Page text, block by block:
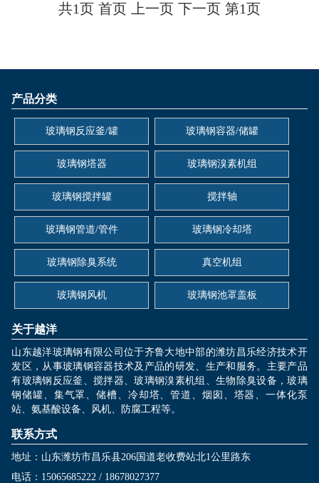
共1页 首页 上一页 下一页 第1页
产品分类
玻璃钢反应釜/罐 玻璃钢容器/储罐
玻璃钢塔器 玻璃钢溴素机组
玻璃钢搅拌罐 搅拌轴
玻璃钢管道/管件 玻璃钢冷却塔
玻璃钢除臭系统 真空机组
玻璃钢风机 玻璃钢池罩盖板
关于越洋
山东越洋玻璃钢有限公司位于齐鲁大地中部的潍坊昌乐经济技术开
发区，从事玻璃钢容器技术及产品的研发、生产和服务。主要产品
有玻璃钢反应釜、搅拌器、玻璃钢溴素机组、生物除臭设备，玻璃
钢储罐、集气罩、储槽、冷却塔、管道、烟囱、塔器、一体化泵
站、氨基酸设备、风机、防腐工程等。
联系方式
地址：山东潍坊市昌乐县206国道老收费站北1公里路东
电话：15065685222 / 18678027377